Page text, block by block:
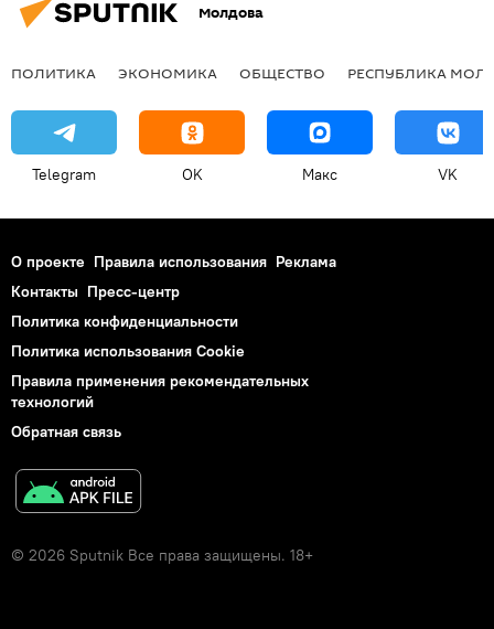
Молдова
ПОЛИТИКА ЭКОНОМИКА ОБЩЕСТВО РЕСПУБЛИКА
Telegram OK Макс VK
О проекте Правила использования Реклама
Контакты Пресс-центр
Политика конфиденциальности
Политика использования Cookie
Правила применения рекомендательных
технологий
Обратная связь
© 2026 Sputnik Все права защищены. 18+